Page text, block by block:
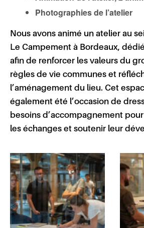
Photographies de l’atelier
Nous avons animé un atelier au
Le Campement à Bordeaux,
afin de renforcer les valeurs du
règles de vie communes et
l’aménagement du lieu. Cet
également été l’occasion de
besoins d’accompagnement
les échanges et soutenir leur